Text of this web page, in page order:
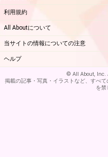
利用規約
All Aboutについて
当サイトの情報についての注意
ヘルプ
© All About, Inc.
掲載の記事・写真・イラストなど、すべ
を禁